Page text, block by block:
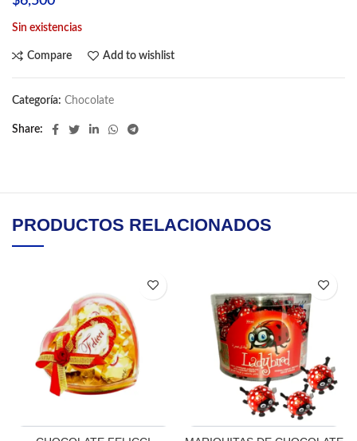
Sin existencias
Compare Add to wishlist
Categoría: Chocolate
Share
PRODUCTOS RELACIONADOS